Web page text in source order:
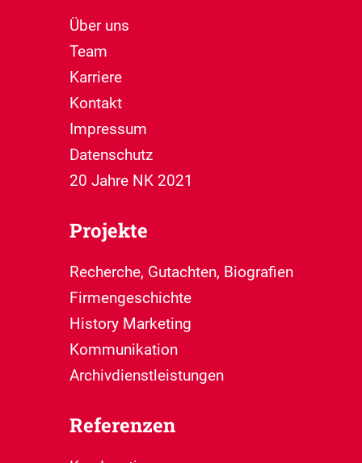
Über uns
Team
Karriere
Kontakt
Impressum
Datenschutz
20 Jahre NK 2021
Projekte
Recherche, Gutachten, Biografien
Firmengeschichte
History Marketing
Kommunikation
Archivdienstleistungen
Referenzen